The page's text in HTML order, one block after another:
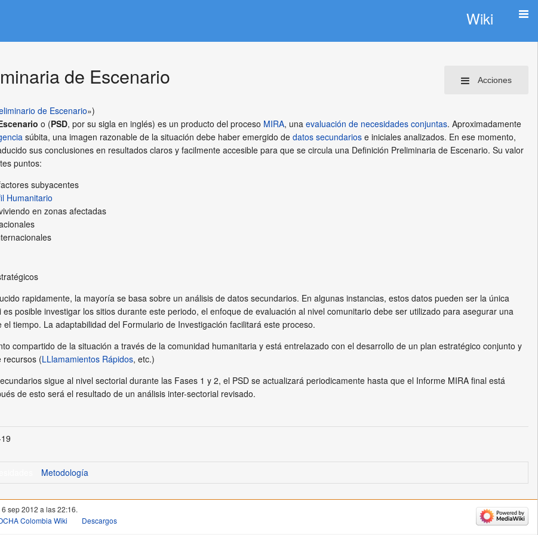
Wiki
Acciones
de Escenario
de Escenario»)
o (PSD, por su sigla en inglés) es un producto del proceso MIRA, unaevaluación de necesidades conjuntas. Aproximadamente
súbita, una imagen razonable de la situación debe haber emergido dedatos secundarios e iniciales analizados. En ese momento,
sus conclusiones en resultados claros y facilmente accesible para que se circula una Definición Preliminaria de Escenario. Su valor
puntos:
subyacentes
Humanitario
en zonas afectadas
rapidamente, la mayoría se basa sobre un análisis de datos secundarios. En algunas instancias, estos datos pueden ser la única
posible investigar los sitios durante este periodo, el enfoque de evaluación al nivel comunitario debe ser utilizado para asegurar una
tiempo. La adaptabilidad del Formulario de Investigación facilitará este proceso.
compartido de la situación a través de la comunidad humanitaria y está entrelazado con el desarrollo de un plan estratégico conjunto y
recursos (LLlamamientos Rápidos, etc.)
sigue al nivel sectorial durante las Fases 1 y 2, el PSD se actualizará periodicamente hasta que el Informe MIRA final está
de esto será el resultado de un análisis inter-sectorial revisado.
Metodología
sep 2012 a las 22:16.
Colombia Wiki Descargos